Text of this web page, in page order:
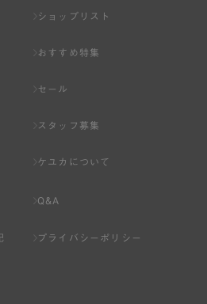
社が別途指定する方法に従って
弊社は、その登録を取り消すこと
る場合は、その登録を拒否し、
なく一旦なされた登録を取り消
ショップリスト
おすすめ特集
セール
スタッフ募集
ケユカについて
Q&A
プライバシーポリシー